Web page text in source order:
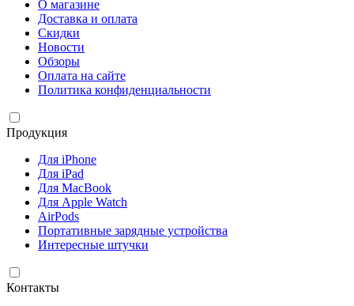
О магазине
Доставка и оплата
Скидки
Новости
Обзоры
Оплата на сайте
Политика конфиденциальности
Продукция
Для iPhone
Для iPad
Для MacBook
Для Apple Watch
AirPods
Портативные зарядные устройства
Интересные штучки
Контакты